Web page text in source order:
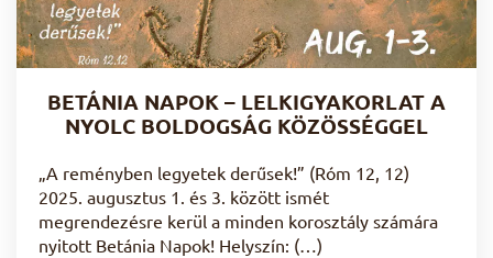
BETÁNIA NAPOK – LELKIGYAKORLAT A
NYOLC BOLDOGSÁG KÖZÖSSÉGGEL
„A reményben legyetek derűsek!” (Róm 12, 12)
2025. augusztus 1. és 3. között ismét
megrendezésre kerül a minden korosztály számára
nyitott Betánia Napok! Helyszín: (…)